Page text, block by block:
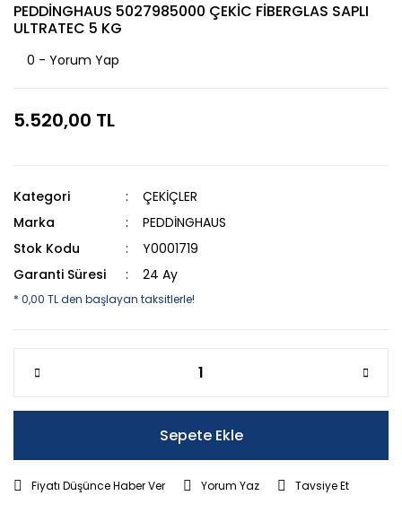
PEDDİNGHAUS 5027985000 ÇEKİC FİBERGLAS SAPLI
ULTRATEC 5 KG
0 - Yorum Yap
5.520,00 TL
Kategori
ÇEKİÇLER
Marka
PEDDİNGHAUS
Stok Kodu
Y0001719
Garanti Süresi
24 Ay
* 0,00 TL den başlayan taksitlerle!
Sepete Ekle
Fiyatı Düşünce Haber Ver Yorum Yaz Tavsiye Et